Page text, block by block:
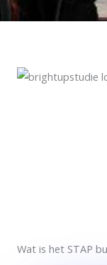
Wat is het STAP